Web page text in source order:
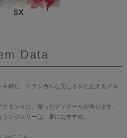
Data
得た、クラシカルな美しさをたたえるグル
セントに、凝ったディテールが光ります。
ンジェリーは、夏におすすめ。